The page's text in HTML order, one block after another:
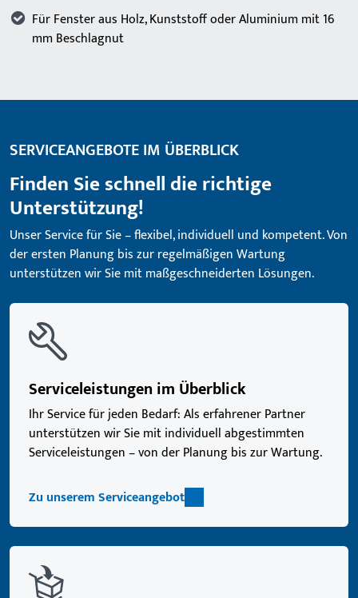
Für Fenster aus Holz, Kunststoff oder Aluminium mit 16
mm Beschlagnut
SERVICEANGEBOTE IM ÜBERBLICK
Finden Sie schnell die richtige
Unterstützung!
Unser Service für Sie – flexibel, individuell und kompetent. Von
der ersten Planung bis zur regelmäßigen Wartung
unterstützen wir Sie mit maßgeschneiderten Lösungen.
Serviceleistungen im Überblick
Ihr Service für jeden Bedarf: Als erfahrener Partner
unterstützen wir Sie mit individuell abgestimmten
Serviceleistungen – von der Planung bis zur Wartung.
Zu unserem Serviceangebot